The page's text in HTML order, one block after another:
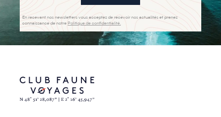
En recevant nos newsletters vous acceptez de recevoir nos actualités et prenez
connaissance de notre Politique de confidentialité.